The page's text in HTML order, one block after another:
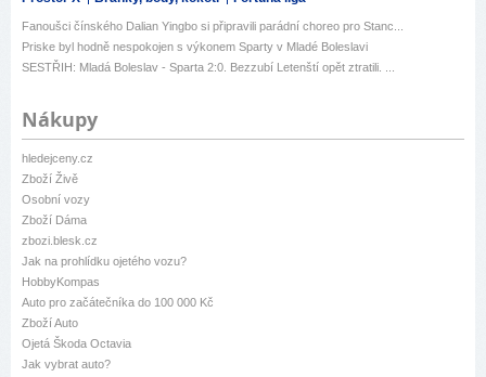
Fanoušci čínského Dalian Yingbo si připravili parádní choreo pro Stanc...
Priske byl hodně nespokojen s výkonem Sparty v Mladé Boleslavi
SESTŘIH: Mladá Boleslav - Sparta 2:0. Bezzubí Letenští opět ztratili. ...
Nákupy
hledejceny.cz
Zboží Živě
Osobní vozy
Zboží Dáma
zbozi.blesk.cz
Jak na prohlídku ojetého vozu?
HobbyKompas
Auto pro začátečníka do 100 000 Kč
Zboží Auto
Ojetá Škoda Octavia
Jak vybrat auto?